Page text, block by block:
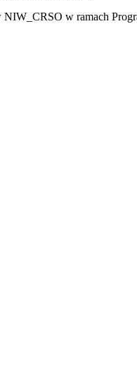
w ramach